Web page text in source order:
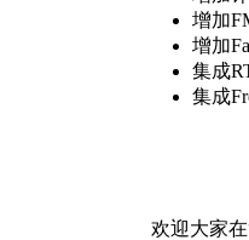
增加
增加
集成
集成
欢迎大家在